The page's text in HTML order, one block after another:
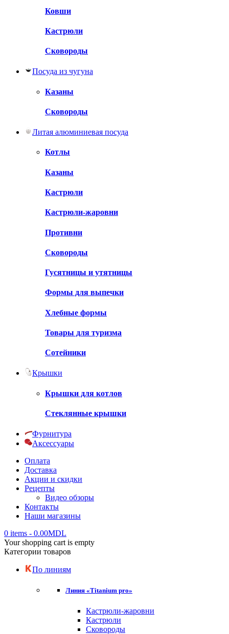
Ковши
Кастрюли
Сковороды
Посуда из чугуна
Казаны
Сковороды
Литая алюминиевая посуда
Котлы
Казаны
Кастрюли
Кастрюли-жаровни
Противни
Сковороды
Гусятницы и утятницы
Формы для выпечки
Хлебные формы
Товары для туризма
Сотейники
Крышки
Крышки для котлов
Стеклянные крышки
Фурнитура
Аксессуары
Оплата
Доставка
Акции и скидки
Рецепты
Видео обзоры
Контакты
Наши магазины
0 items - 0.00MDL
Your shopping cart is empty
Категории товаров
По линиям
Линия «Titanium pro»
Кастрюли-жаровни
Кастрюли
Сковороды